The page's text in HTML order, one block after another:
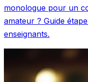
monologue pour un
amateur ? Guide
enseignants.